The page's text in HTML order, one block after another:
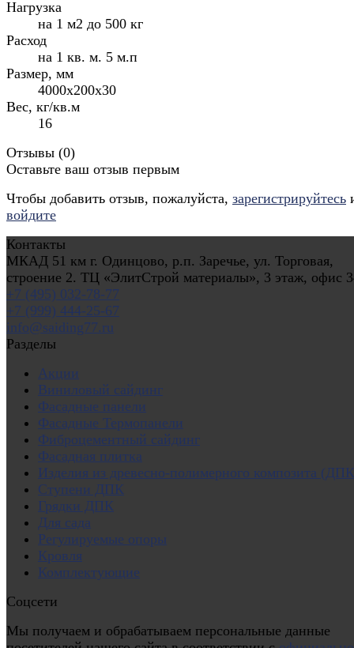
Нагрузка
на 1 м2 до 500 кг
Расход
на 1 кв. м. 5 м.п
Размер, мм
4000x200x30
Вес, кг/кв.м
16
Отзывы (0)
Оставьте ваш отзыв первым
Чтобы добавить отзыв, пожалуйста, зарегистрируйтесь
войдите
Контакты
МКАД 51 км г. Одинцово, р.п. Заречье, ул. Торговая,
строение 2. ТЦ «ЭлитСтрой материалы», 3 этаж, офис
+7 (495) 032-78-77
+7 (999) 444-25-67
info@saiding77.ru
Разделы
Акции
Виниловый сайдинг
Фасадные панели
Фасадные Термопанели
Фиброцементный сайдинг
Фасадная плитка
Изделия из древесно-полимерного композита
Ступени ДПК
Грядки ДПК
Для сада
Регулируемые опоры
Кровля
Комплектующие
Соцсети
Мы получаем и обрабатываем персональные данные